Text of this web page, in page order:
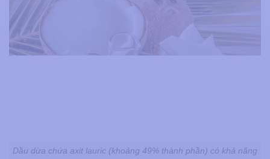
Dầu dừa chứa axit lauric (khoảng 49% thành phần) có khả năng